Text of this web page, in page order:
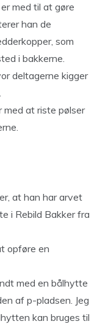
med til at gøre
han de
som
i bakkerne.
deltagerne kigger
med at riste pølser
at han har arvet
i Rebild Bakker fra
opføre en
med en bålhytte
af p-pladsen. Jeg
kan bruges til